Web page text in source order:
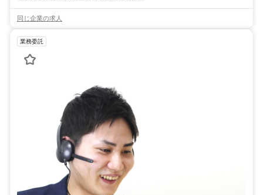
同じ企業の求人
業務委託